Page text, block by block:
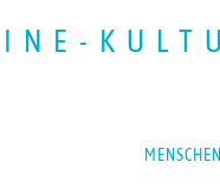
MENSCHEN